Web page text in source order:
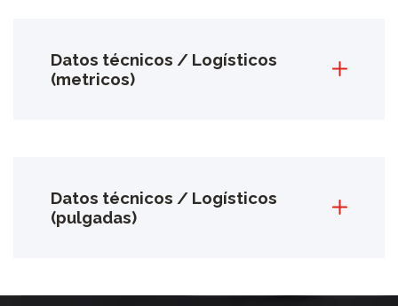
Datos técnicos / Logísticos
(metricos)
Datos técnicos / Logísticos
(pulgadas)